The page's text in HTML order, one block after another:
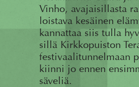
Vinho, avajaisillasta
loistava kesäinen
kannattaa siis tulla
sillä Kirkkopuiston
festivaalitunnelmaan
kiinni jo ennen
säveliä.